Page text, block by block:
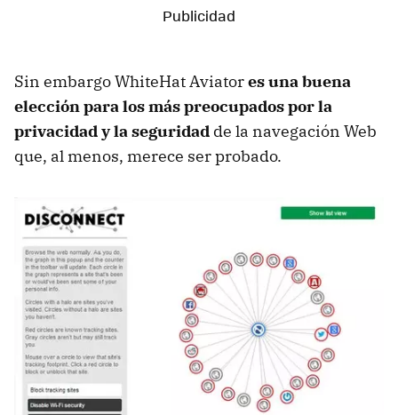
Sin embargo WhiteHat Aviatores una buena
elección para los más preocupados por la
privacidad y la seguridad de la navegación Web
que, al menos, merece ser probado.